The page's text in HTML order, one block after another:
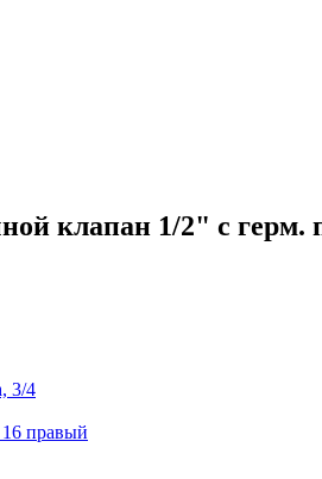
клапан 1/2" с герм.
3/4
правый